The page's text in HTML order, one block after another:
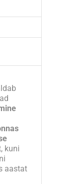
kuni
aastat